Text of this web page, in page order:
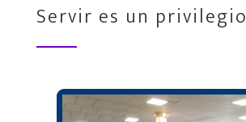
Servir es un privilegio